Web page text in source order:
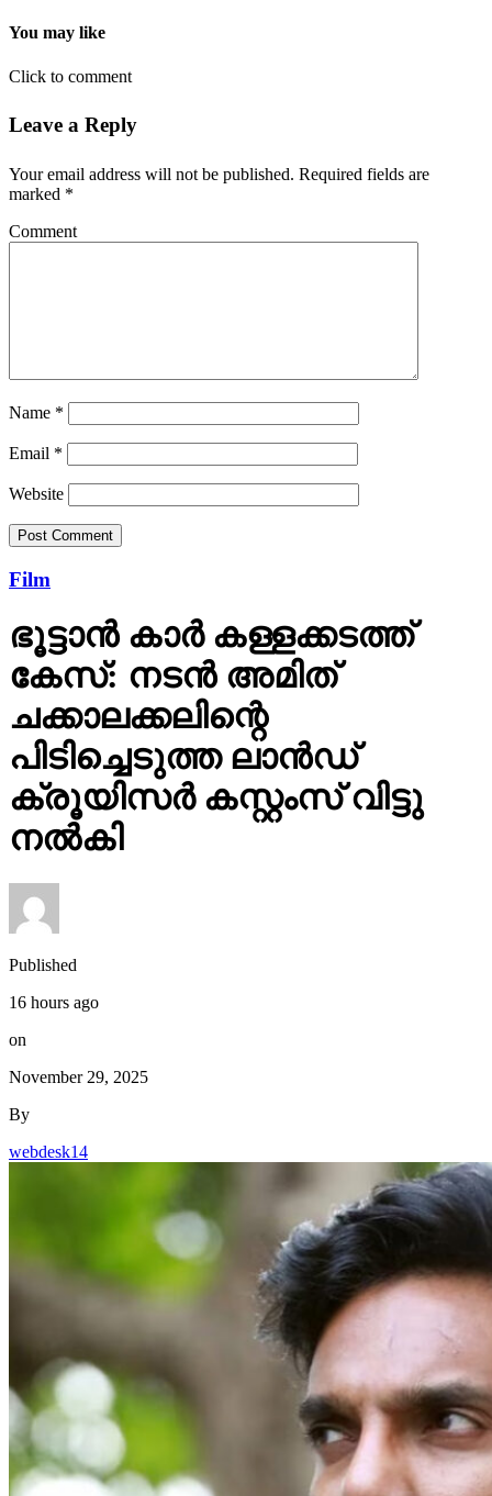
You may like
Click to comment
Leave a Reply
Your email address will not be published. Required fields are
marked *
Comment
Name *
Email *
Website
Film
ഭൂട്ടാന്‍ കാര്‍ കള്ളക്കടത്ത്
കേസ്: നടന്‍ അമിത്
ചക്കാലക്കലിന്റെ
പിടിച്ചെടുത്ത ലാന്‍ഡ്
ക്രൂയിസര്‍ കസ്റ്റംസ് വിട്ടു
നല്‍കി
Published
16 hours ago
on
November 29, 2025
By
webdesk14